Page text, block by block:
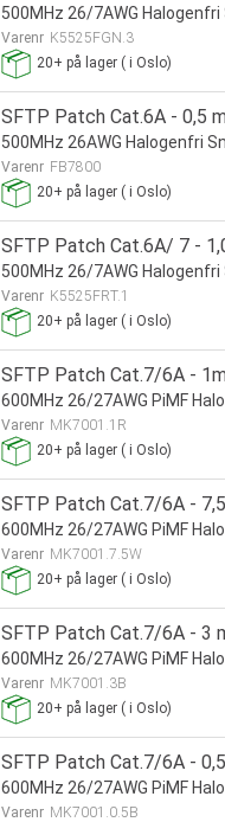
500MHz 26/7AWG
Varenr K5525FGN.3
20+ på lager ( i Oslo)
SFTP Patch Cat.6A - 0,5
500MHz 26AWG Halogenfri
Varenr FB7800
20+ på lager ( i Oslo)
SFTP Patch Cat.6A/ 7 -
500MHz 26/7AWG
Varenr K5525FRT.1
20+ på lager ( i Oslo)
SFTP Patch Cat.7/6A -
600MHz 26/27AWG PiMF
Varenr MK7001.1R
20+ på lager ( i Oslo)
SFTP Patch Cat.7/6A -
600MHz 26/27AWG PiMF
Varenr MK7001.7.5W
20+ på lager ( i Oslo)
SFTP Patch Cat.7/6A - 3
600MHz 26/27AWG PiMF
Varenr MK7001.3B
20+ på lager ( i Oslo)
SFTP Patch Cat.7/6A -
600MHz 26/27AWG PiMF
Varenr MK7001.0.5B